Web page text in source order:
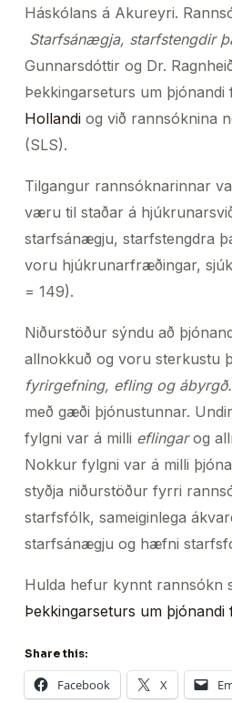
Háskólans á Akureyri.
Starfsánægja, starfstengdir
Gunnarsdóttir og Dr.
Þekkingarseturs um þjónandi
Hollandiog við rannsóknina
(SLS).
Tilgangur rannsóknarinnar
væru til staðar á
starfsánægju, starfstengdra
voru hjúkrunarfræðingar,
= 149).
Niðurstöður sýndu að
allnokkuð og voru sterkustu
fyrirgefning, efling og ábyrgð.
með gæði þjónustunnar.
fylgni var á milli eflingarog
Nokkur fylgni var á milli
styðja niðurstöður fyrri
starfsfólk, sameiginlega
starfsánægju og hæfni
Hulda hefur kynnt rannsókn
Þekkingarseturs um þjónandi
Share this:
Facebook X